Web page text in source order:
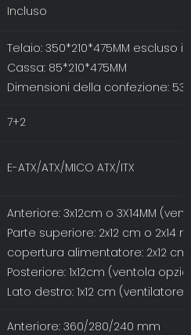
Incluso
Telaio: 350*210*475MM escluso
Cassa: 85*210*475MM
Dimensioni della confezione:
7+2
E-ATX/ATX/MICO ATX/ITX
Anteriore: 3x12cm o 3X14MM
Parte superiore: 2x12 cm o
copertura alimentatore: 2x12
Posteriore: 1x12cm (ventola
Lato destro: 1x12 cm (ventilatore
Anteriore: 360/280/240 mm